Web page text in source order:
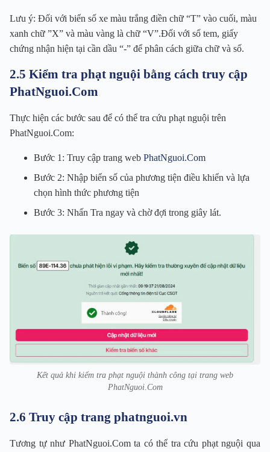
Lưu ý: Đối với biển số xe màu trắng điền chữ “T” vào cuối, màu
xanh chữ ”X” và màu vàng là chữ “V”.Đối với số tem, giấy
chứng nhận hiện tại cần dầu “-” để phân cách giữa chữ và số.
2.5 Kiểm tra phạt nguội bằng cách truy cập
PhatNguoi.Com
Thực hiện các bước sau để có thể tra cứu phạt nguội trên
PhatNguoi.Com:
Bước 1: Truy cập trang web PhatNguoi.Com
Bước 2: Nhập biển số của phương tiện điều khiển và lựa
chọn hình thức phương tiện
Bước 3: Nhấn Tra ngay và chờ đợi trong giây lát.
Kết quả khi kiểm tra phạt nguội thành công tại trang web
PhatNguoi.Com
2.6 Truy cập trang phatnguoi.vn
Tương tự như PhatNguoi.Com ta có thể tra cứu phạt nguội qua